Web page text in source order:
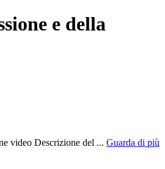
e della
video Descrizione del ... Guarda di più